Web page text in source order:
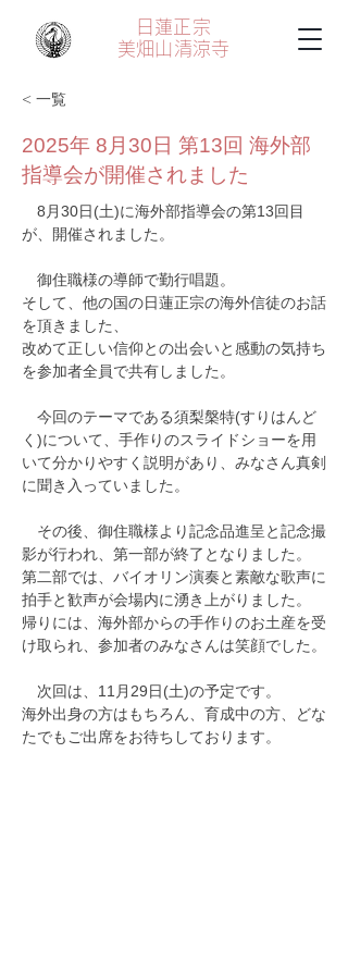
日蓮正宗
美畑山 清涼寺
< 一覧
2025年 8月30日 第13回 海外部
指導会が開催されました
8月30日(土)に海外部指導会の第13回目
が、開催されました。
御住職様の導師で勤行唱題。
そして、他の国の日蓮正宗の海外信徒のお話
を頂きました、
改めて正しい信仰との出会いと感動の気持ち
を参加者全員で共有しました。
今回のテーマである須梨槃特(すりはんど
く)について、手作りのスライドショーを用
いて分かりやすく説明があり、みなさん真剣
に聞き入っていました。
その後、御住職様より記念品進呈と記念撮
影が行われ、第一部が終了となりました。
第二部では、バイオリン演奏と素敵な歌声に
拍手と歓声が会場内に湧き上がりました。
帰りには、海外部からの手作りのお土産を受
け取られ、参加者のみなさんは笑顔でした。
次回は、11月29日(土)の予定です。
海外出身の方はもちろん、育成中の方、どな
たでもご出席をお待ちしております。